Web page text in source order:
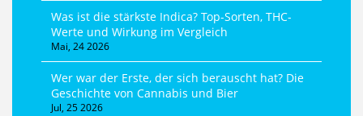
Was ist die stärkste Indica? Top-Sorten, THC-
Werte und Wirkung im Vergleich
Mai, 24 2026
Wer war der Erste, der sich berauscht hat? Die
Geschichte von Cannabis und Bier
Jul, 25 2026